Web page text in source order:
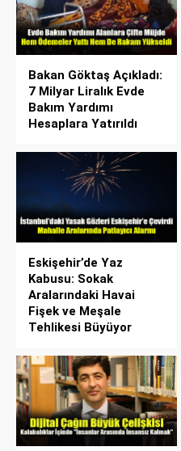
Bakan Göktaş Açıkladı:
7 Milyar Liralık Evde
Bakım Yardımı
Hesaplara Yatırıldı
Eskişehir’de Yaz
Kabusu: Sokak
Aralarındaki Havai
Fişek ve Meşale
Tehlikesi Büyüyor